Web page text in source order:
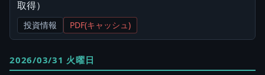
取得）
投資情報 PDF(キャッシュ)
2026/03/31 火曜日